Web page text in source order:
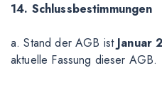
14. Schlussbestimmungen
a. Stand der AGB ist Januar
aktuelle Fassung dieser AGB.